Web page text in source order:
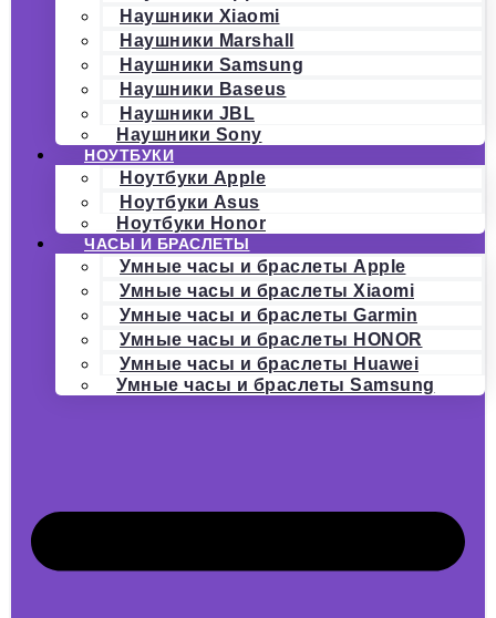
Наушники Xiaomi
Наушники Marshall
Наушники Samsung
Наушники Baseus
Наушники JBL
Наушники Sony
НОУТБУКИ
Ноутбуки Apple
Ноутбуки Asus
Ноутбуки Honor
ЧАСЫ И БРАСЛЕТЫ
Умные часы и браслеты Apple
Умные часы и браслеты Xiaomi
Умные часы и браслеты Garmin
Умные часы и браслеты HONOR
Умные часы и браслеты Huawei
Умные часы и браслеты Samsung